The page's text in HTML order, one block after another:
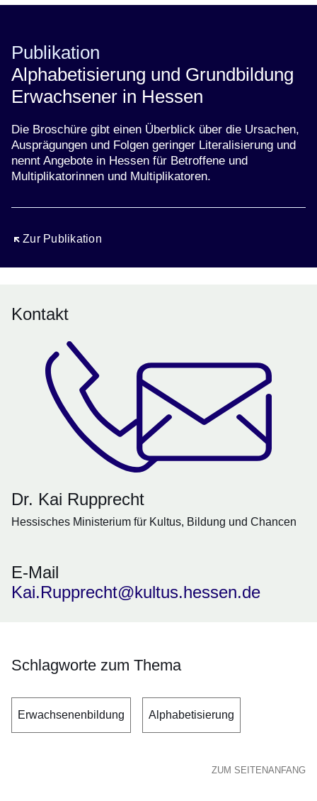
Publikation
Alphabetisierung und Grundbildung
Erwachsener in Hessen
Die Broschüre gibt einen Überblick über die Ursachen,
Ausprägungen und Folgen geringer Literalisierung und
nennt Angebote in Hessen für Betroffene und
Multiplikatorinnen und Multiplikatoren.
Zur Publikation
Öffnet sich in einem neuen Fenster
Kontakt
Dr. Kai Rupprecht
Hessisches Ministerium für Kultus, Bildung und Chancen
E-Mail
Kai.Rupprecht@kultus.hessen.de
Schlagworte zum Thema
Erwachsenenbildung Alphabetisierung
ZUM SEITENANFANG